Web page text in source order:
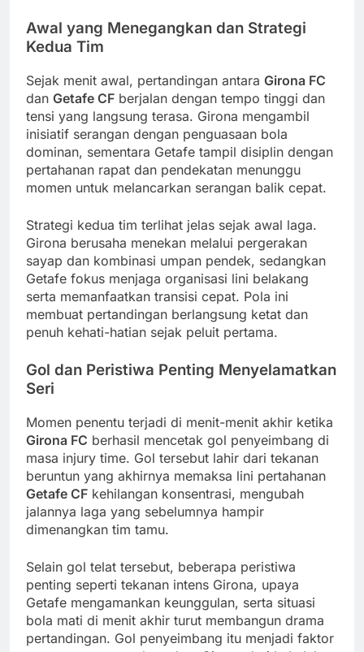
Awal yang Menegangkan dan Strategi
Kedua Tim
Sejak menit awal, pertandingan antara Girona FC
dan Getafe CF berjalan dengan tempo tinggi dan
tensi yang langsung terasa. Girona mengambil
inisiatif serangan dengan penguasaan bola
dominan, sementara Getafe tampil disiplin dengan
pertahanan rapat dan pendekatan menunggu
momen untuk melancarkan serangan balik cepat.
Strategi kedua tim terlihat jelas sejak awal laga.
Girona berusaha menekan melalui pergerakan
sayap dan kombinasi umpan pendek, sedangkan
Getafe fokus menjaga organisasi lini belakang
serta memanfaatkan transisi cepat. Pola ini
membuat pertandingan berlangsung ketat dan
penuh kehati-hatian sejak peluit pertama.
Gol dan Peristiwa Penting Menyelamatkan
Seri
Momen penentu terjadi di menit-menit akhir ketika
Girona FC berhasil mencetak gol penyeimbang di
masa injury time. Gol tersebut lahir dari tekanan
beruntun yang akhirnya memaksa lini pertahanan
Getafe CF kehilangan konsentrasi, mengubah
jalannya laga yang sebelumnya hampir
dimenangkan tim tamu.
Selain gol telat tersebut, beberapa peristiwa
penting seperti tekanan intens Girona, upaya
Getafe mengamankan keunggulan, serta situasi
bola mati di menit akhir turut membangun drama
pertandingan. Gol penyeimbang itu menjadi faktor